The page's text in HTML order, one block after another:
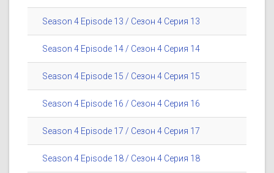
Season 4 Episode 13 / Сезон 4 Серия 13
Season 4 Episode 14 / Сезон 4 Серия 14
Season 4 Episode 15 / Сезон 4 Серия 15
Season 4 Episode 16 / Сезон 4 Серия 16
Season 4 Episode 17 / Сезон 4 Серия 17
Season 4 Episode 18 / Сезон 4 Серия 18